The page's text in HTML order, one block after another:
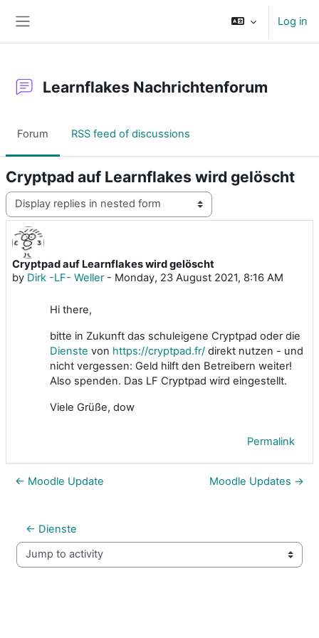
Log in
Learnflakes Nachrichtenforum
Forum RSS feed of discussions
Cryptpad auf Learnflakes wird gelöscht
Display mode
Cryptpad auf Learnflakes wird gelöscht
by Dirk -LF- Weller- Monday, 23 August 2021, 8:16 AM
Number of replies: 0
Hi there,
bitte in Zukunft das schuleigene Cryptpad oder die
Dienste von https://cryptpad.fr/ direkt nutzen - und
nicht vergessen: Geld hilft den Betreibern weiter!
Also spenden. Das LF Cryptpad wird eingestellt.
Viele Grüße, dow
Permalink
← Moodle Update Moodle Updates →
← Dienste
Jump to activity